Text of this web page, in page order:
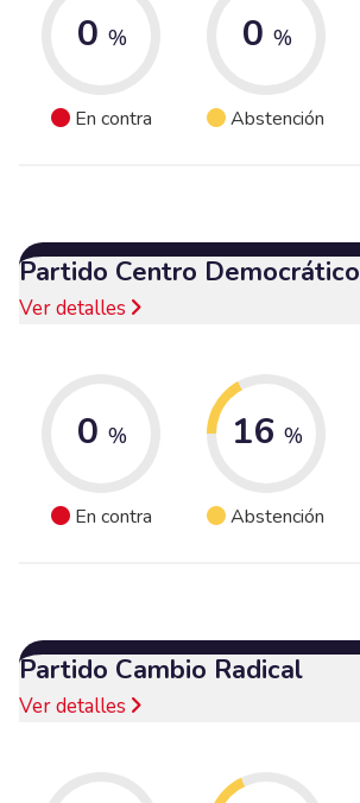
0 %
En contra
0 %
Abstención
Partido Centro Democrático
Ver detalles
0 %
En contra
16 %
Abstención
Partido Cambio Radical
Ver detalles